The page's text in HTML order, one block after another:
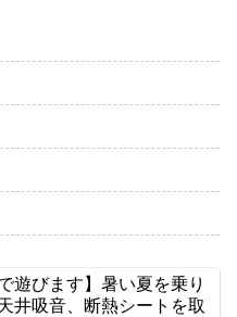
遊びます】暑い夏を乗り
井吸音、断熱シートを取